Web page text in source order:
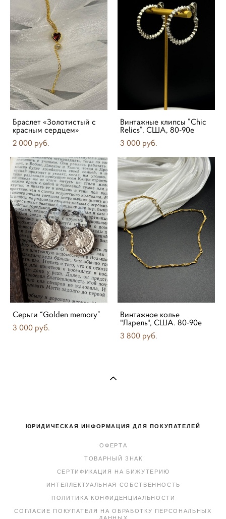
Браслет «Золотистый с
красным сердцем»
2 000 pуб.
Винтажные клипсы ”Chic
Relics”, США, 80-90е
3 000 pуб.
Серьги “Golden memory”
3 000 pуб.
Винтажное колье
"Ларель", США. 80-90е
3 800 pуб.
ЮРИДИЧЕСКАЯ ИНФОРМАЦИЯ ДЛЯ ПОКУПАТЕЛЕЙ
ОФЕРТА
ТОВАРНЫЙ ЗНАК
СЕРТИФИКАЦИЯ НА БИЖУТЕРИЮ
ИНТЕЛЛЕКТУАЛЬНАЯ СОБСТВЕННОСТЬ
ПОЛИТИКА КОНФИДЕНЦИАЛЬНОСТИ
СОГЛАСИЕ ПОКУПАТЕЛЯ НА ОБРАБОТКУ ПЕРСОНАЛЬНЫХ